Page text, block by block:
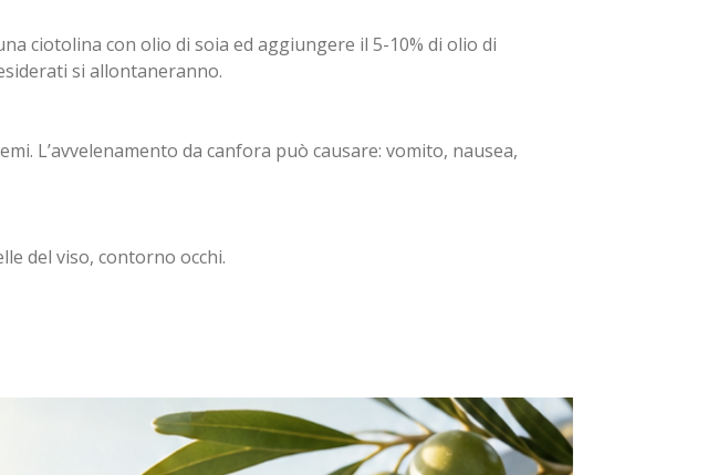
ciotolina con olio di soia ed aggiungere il 5-10% di olio di
si allontaneranno.
L’avvelenamento da canfora può causare: vomito, nausea,
del viso, contorno occhi.